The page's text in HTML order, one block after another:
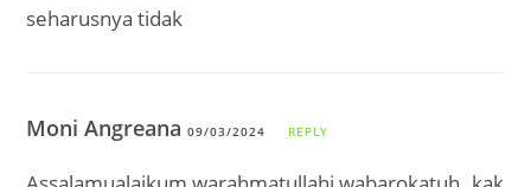
seharusnya tidak
Moni Angreana09/03/2024 REPLY